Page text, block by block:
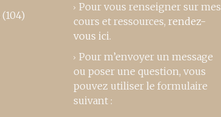
(104)
Pour vous renseigner sur mes
cours et ressources, rendez-
vous ici.
Pour m’envoyer un message
ou poser une question, vous
pouvez utiliser le formulaire
suivant :